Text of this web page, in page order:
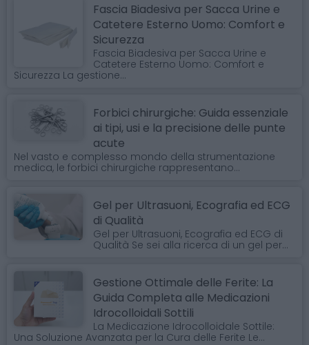
Fascia Biadesiva per Sacca Urine e
Catetere Esterno Uomo: Comfort e
Sicurezza
Fascia Biadesiva per Sacca Urine e
Catetere Esterno Uomo: Comfort e
Sicurezza La gestione...
Forbici chirurgiche: Guida essenziale
ai tipi, usi e la precisione delle punte
acute
Nel vasto e complesso mondo della strumentazione
medica, le forbici chirurgiche rappresentano...
Gel per Ultrasuoni, Ecografia ed ECG
di Qualità
Gel per Ultrasuoni, Ecografia ed ECG di
Qualità Se sei alla ricerca di un gel per...
Gestione Ottimale delle Ferite: La
Guida Completa alle Medicazioni
Idrocolloidali Sottili
La Medicazione Idrocolloidale Sottile:
Una Soluzione Avanzata per la Cura delle Ferite Le...